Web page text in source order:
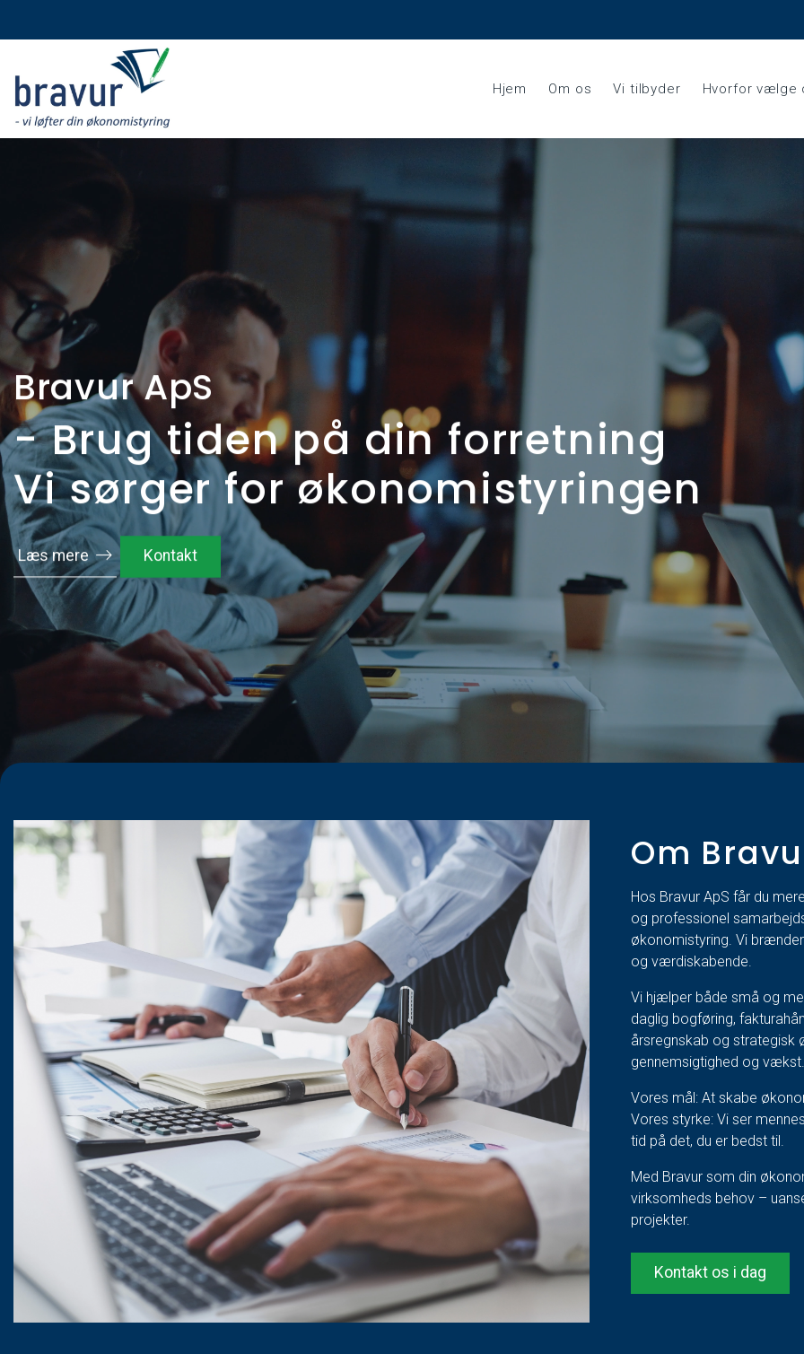
Hjem Om os Vi tilbyder Hvorfor vælge
Bravur ApS
- Brug tiden på din forretning
Vi sørger for økonomistyringen
Læs mere Kontakt
Om
Hos Bravur ApS får du
og professionel
økonomistyring. Vi
og værdiskabende.
Vi hjælper både små og
daglig bogføring,
årsregnskab og strategisk
gennemsigtighed og vækst.
Vores mål: At skabe
Vores styrke: Vi ser
tid på det, du er bedst til.
Med Bravur som din
virksomheds behov –
projekter.
Kontakt os i dag